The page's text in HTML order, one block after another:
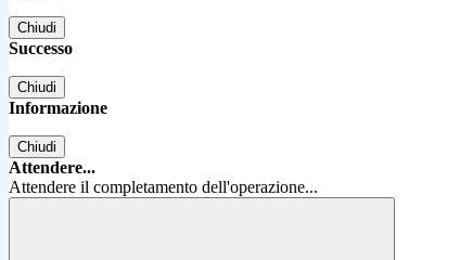
Chiudi
Successo
Chiudi
Informazione
Chiudi
Attendere...
Attendere il completamento dell'operazione...